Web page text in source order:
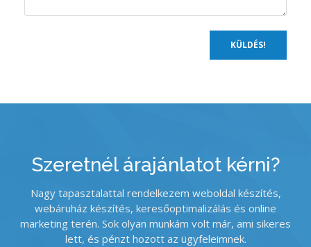
Szeretnél árajánlatot kérni?
Nagy tapasztalattal rendelkezem weboldal készítés,
webáruház készítés, keresőoptimalizálás és online
marketing terén. Sok olyan munkám volt már, ami sikeres
lett, és pénzt hozott az ügyfeleimnek.